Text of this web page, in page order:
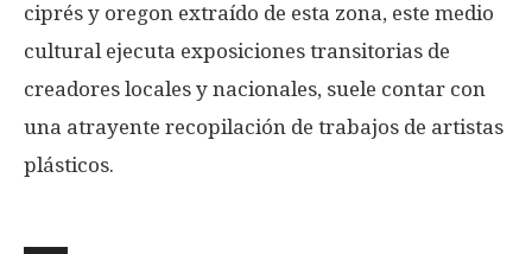
ciprés y oregon extraído de esta zona, este medio
cultural ejecuta exposiciones transitorias de
creadores locales y nacionales, suele contar con
una atrayente recopilación de trabajos de artistas
plásticos.